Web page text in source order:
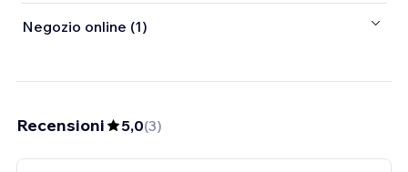
Negozio online (1)
Recensioni 5,0(3)